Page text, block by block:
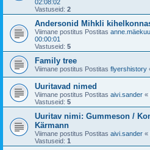
02:08:02
Vastuseid: 2
Andersonid Mihkli
Viimane postitus Postitas
00:00:01
Vastuseid: 5
Family tree
Viimane postitus Postitas flyershistory
Uuritavad nimed
Viimane postitus Postitas aivi.sander «
Vastuseid: 5
Uuritav nimi: Gummeson /
Kärmann
Viimane postitus Postitas aivi.sander «
Vastuseid: 1